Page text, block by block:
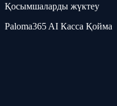
Қосымшаларды жүктеу
Paloma365 AI Касса Қойма